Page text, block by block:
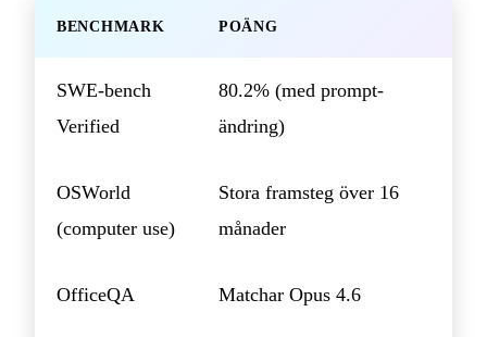
BENCHMARK POÄNG
SWE-bench
Verified
80.2% (med prompt-
ändring)
OSWorld
(computer use)
Stora framsteg över 16
månader
OfficeQA Matchar Opus 4.6